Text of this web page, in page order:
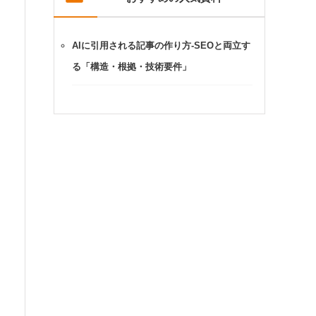
AIに引用される記事の作り方-SEOと両立す
る「構造・根拠・技術要件」